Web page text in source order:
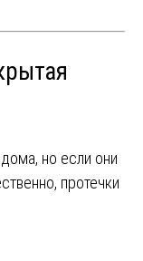
но если они
протечки